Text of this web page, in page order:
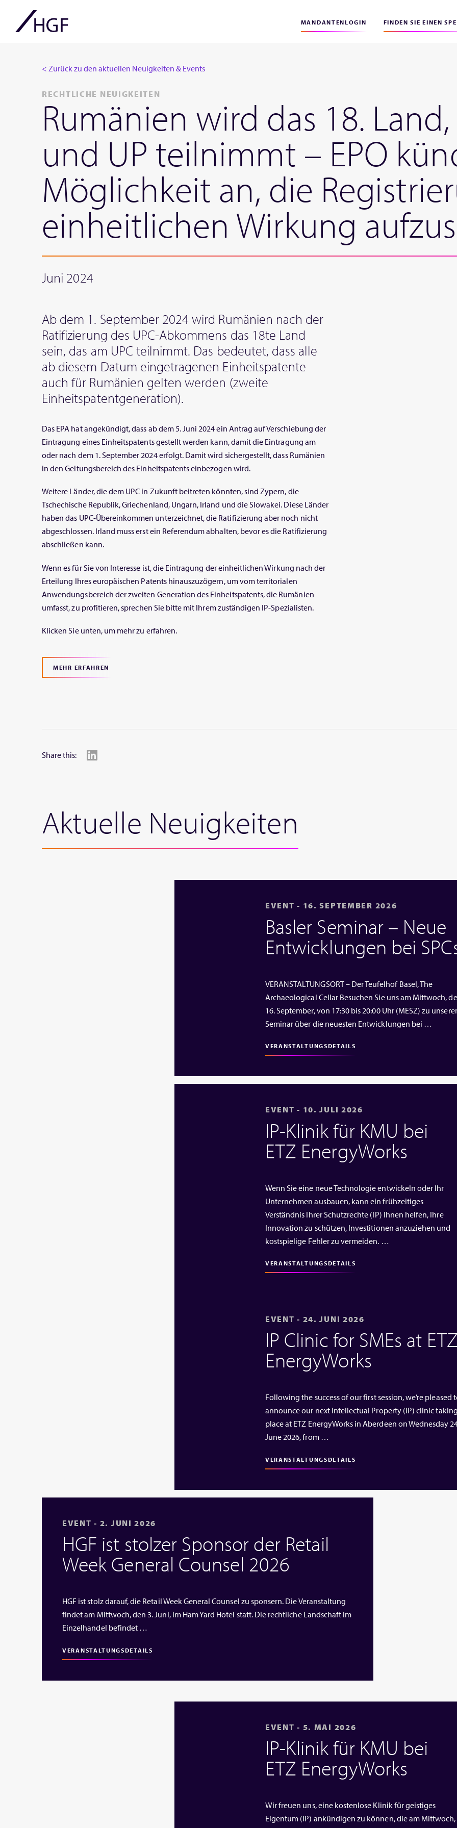
MANDANTENLOGIN FINDEN SIE EINEN
< Zurück zu den aktuellen Neuigkeiten & Events
RECHTLICHE NEUIGKEITEN
Rumänien wird das 18.
und UP teilnimmt – EPO
Möglichkeit an, die
einheitlichen Wirkung
Juni 2024
Ab dem 1. September 2024 wird Rumänien nach der
Ratifizierung des UPC-Abkommens das 18te Land
sein, das am UPC teilnimmt. Das bedeutet, dass alle
ab diesem Datum eingetragenen Einheitspatente
auch für Rumänien gelten werden (zweite
Einheitspatentgeneration).
Das EPA hat angekündigt, dass ab dem 5. Juni 2024 ein Antrag auf Verschiebung der
Eintragung eines Einheitspatents gestellt werden kann, damit die Eintragung am
oder nach dem 1. September 2024 erfolgt. Damit wird sichergestellt, dass Rumänien
in den Geltungsbereich des Einheitspatents einbezogen wird.
Weitere Länder, die dem UPC in Zukunft beitreten könnten, sind Zypern, die
Tschechische Republik, Griechenland, Ungarn, Irland und die Slowakei. Diese Länder
haben das UPC-Übereinkommen unterzeichnet, die Ratifizierung aber noch nicht
abgeschlossen. Irland muss erst ein Referendum abhalten, bevor es die Ratifizierung
abschließen kann.
Wenn es für Sie von Interesse ist, die Eintragung der einheitlichen Wirkung nach der
Erteilung Ihres europäischen Patents hinauszuzögern, um vom territorialen
Anwendungsbereich der zweiten Generation des Einheitspatents, die Rumänien
umfasst, zu profitieren, sprechen Sie bitte mit Ihrem zuständigen IP-Spezialisten.
Klicken Sie unten, um mehr zu erfahren.
MEHR ERFAHREN
Share this:
Aktuelle Neuigkeiten
EVENT - 16. SEPTEMBER 2026
Basler Seminar – Neue
Entwicklungen bei
VERANSTALTUNGSORT – Der Teufelhof Basel, The
Archaeological Cellar Besuchen Sie uns am Mittwoch,
16. September, von 17:30 bis 20:00 Uhr (MESZ) zu
Seminar über die neuesten Entwicklungen bei …
VERANSTALTUNGSDETAILS
EVENT - 10. JULI 2026
IP‑Klinik für KMU bei
ETZ EnergyWorks
Wenn Sie eine neue Technologie entwickeln oder Ihr
Unternehmen ausbauen, kann ein frühzeitiges
Verständnis Ihrer Schutzrechte (IP) Ihnen helfen, Ihre
Innovation zu schützen, Investitionen anzuziehen und
kostspielige Fehler zu vermeiden. …
VERANSTALTUNGSDETAILS
EVENT - 24. JUNI 2026
IP Clinic for SMEs at
EnergyWorks
Following the success of our first session, we’re pleased
announce our next Intellectual Property (IP) clinic
place at ETZ EnergyWorks in Aberdeen on Wednesday
June 2026, from …
VERANSTALTUNGSDETAILS
EVENT - 2. JUNI 2026
HGF ist stolzer Sponsor der Retail
Week General Counsel 2026
HGF ist stolz darauf, die Retail Week General Counsel zu sponsern. Die Veranstaltung
findet am Mittwoch, den 3. Juni, im Ham Yard Hotel statt. Die rechtliche Landschaft im
Einzelhandel befindet …
VERANSTALTUNGSDETAILS
EVENT - 5. MAI 2026
IP‑Klinik für KMU bei
ETZ EnergyWorks
Wir freuen uns, eine kostenlose Klinik für geistiges
Eigentum (IP) ankündigen zu können, die am Mittwoch,